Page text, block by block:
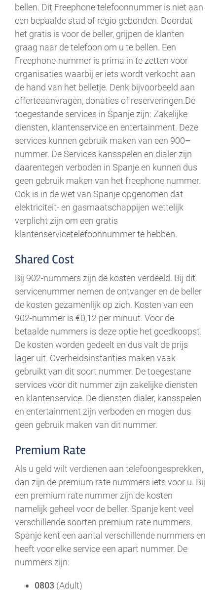
bellen. Dit Freephone telefoonnummer is niet aan
een bepaalde stad of regio gebonden. Doordat
het gratis is voor de beller, grijpen de klanten
graag naar de telefoon om u te bellen. Een
Freephone-nummer is prima in te zetten voor
organisaties waarbij er iets wordt verkocht aan
de hand van het belletje. Denk bijvoorbeeld aan
offerteaanvragen, donaties of reserveringen.De
toegestande services in Spanje zijn: Zakelijke
diensten, klantenservice en entertainment. Deze
services kunnen gebruik maken van een 900–
nummer. De Services kansspelen en dialer zijn
daarentegen verboden in Spanje en kunnen dus
geen gebruik maken van het freephone nummer.
Ook is in de wet van Spanje opgenomen dat
elektriciteit- en gasmaatschappijen wettelijk
verplicht zijn om een gratis
klantenservicetelefoonnummer te hebben.
Shared Cost
Bij 902-nummers zijn de kosten verdeeld. Bij dit
servicenummer nemen de ontvanger en de beller
de kosten gezamenlijk op zich. Kosten van een
902-nummer is €0,12 per minuut. Voor de
betaalde nummers is deze optie het goedkoopst.
De kosten worden gedeelt en dus valt de prijs
lager uit. Overheidsinstanties maken vaak
gebruikt van dit soort nummer. De toegestane
services voor dit nummer zijn zakelijke diensten
en klantenservice. De diensten dialer, kansspelen
en entertainment zijn verboden en mogen dus
geen gebruik maken van dit nummer.
Premium Rate
Als u geld wilt verdienen aan telefoongesprekken,
dan zijn de premium rate nummers iets voor u. Bij
een premium rate nummer zijn de kosten
namelijk geheel voor de beller. Spanje kent veel
verschillende soorten premium rate nummers.
Spanje kent een aantal verschillende nummers en
heeft voor elke service een apart nummer. De
nummers zijn:
0803 (Adult)